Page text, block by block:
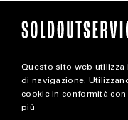
Il
Questo sito web utilizza
di navigazione.
cookie in conformità
più